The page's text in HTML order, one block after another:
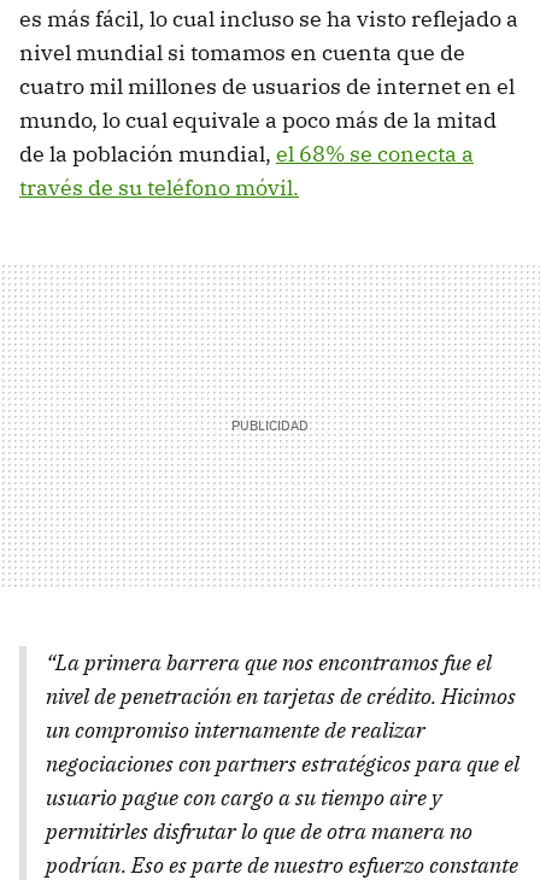
es más fácil, lo cual incluso se ha visto reflejado a
nivel mundial si tomamos en cuenta que de
cuatro mil millones de usuarios de internet en el
mundo, lo cual equivale a poco más de la mitad
de la población mundial, el 68% se conecta a
través de su teléfono móvil.
“La primera barrera que nos encontramos fue el
nivel de penetración en tarjetas de crédito. Hicimos
un compromiso internamente de realizar
negociaciones con partners estratégicos para que el
usuario pague con cargo a su tiempo aire y
permitirles disfrutar lo que de otra manera no
podrían. Eso es parte de nuestro esfuerzo constante